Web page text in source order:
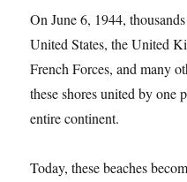
On June 6, 1944,
United States, the United
French Forces, and many
these shores united by one
entire continent.
Today, these beaches